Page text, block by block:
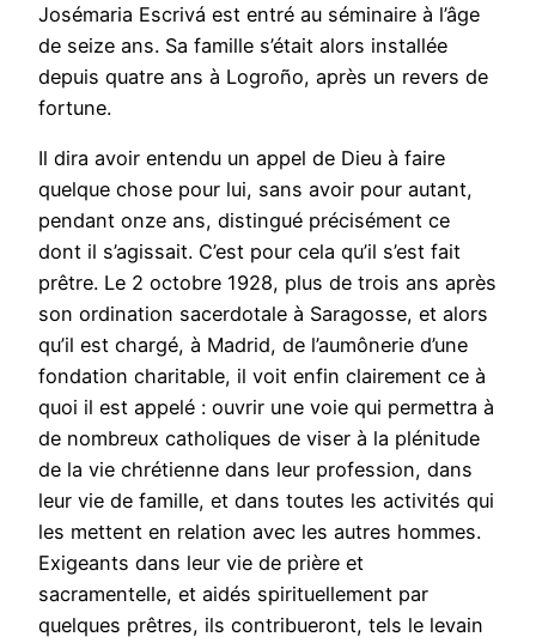
Josémaria Escrivá est entré au séminaire à l’âge
de seize ans. Sa famille s’était alors installée
depuis quatre ans à Logroño, après un revers de
fortune.
Il dira avoir entendu un appel de Dieu à faire
quelque chose pour lui, sans avoir pour autant,
pendant onze ans, distingué précisément ce
dont il s’agissait. C’est pour cela qu’il s’est fait
prêtre. Le 2 octobre 1928, plus de trois ans après
son ordination sacerdotale à Saragosse, et alors
qu’il est chargé, à Madrid, de l’aumônerie d’une
fondation charitable, il voit enfin clairement ce à
quoi il est appelé : ouvrir une voie qui permettra à
de nombreux catholiques de viser à la plénitude
de la vie chrétienne dans leur profession, dans
leur vie de famille, et dans toutes les activités qui
les mettent en relation avec les autres hommes.
Exigeants dans leur vie de prière et
sacramentelle, et aidés spirituellement par
quelques prêtres, ils contribueront, tels le levain